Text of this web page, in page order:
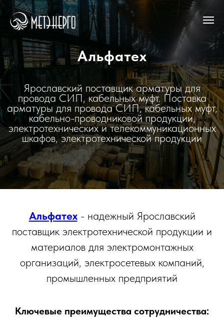
Альфатех
Ярославский поставщик арматуры для
провода СИП, кабельных муфт. Поставка
арматуры для провода СИП, кабельных муфт,
кабельно-проводниковой продукции,
электротехнических и телекоммуникационных
шкафов, электротехнической продукции
Альфатех- надежный Ярославский
поставщик электротехнической продукции и
материалов для электромонтажных
организаций, электросетевых компаний,
промышленных предприятий
Ключевые преимущества сотрудничества: